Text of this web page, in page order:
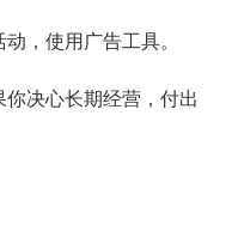
，使用广告工具。
决心长期经营，付出